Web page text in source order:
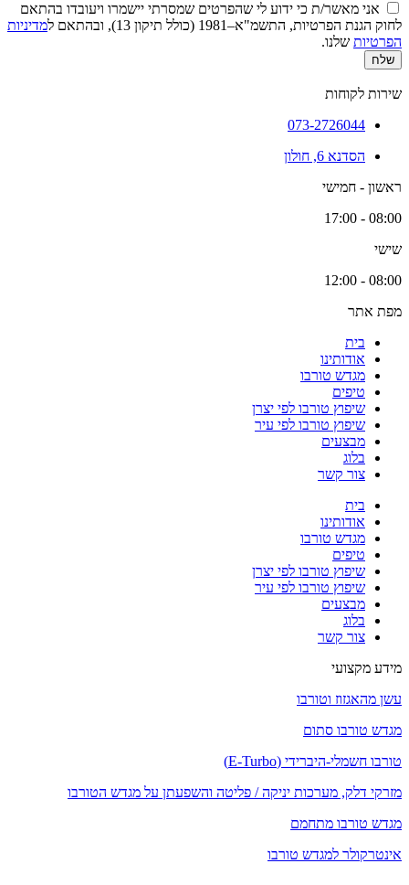
אני מאשר/ת כי ידוע לי שהפרטים שמסרתי יישמרו ויעובדו בהתאם
לחוק הגנת הפרטיות, התשמ"א–1981 (כולל תיקון 13), ובהתאם ל
מדיניות
הפרטיות שלנו.
שלח
שירות לקוחות
073-2726044
הסדנא 6, חולון
ראשון - חמישי
08:00 - 17:00
שישי
08:00 - 12:00
מפת אתר
בית
אודותינו
מגדש טורבו
טיפים
שיפוץ טורבו לפי יצרן
שיפוץ טורבו לפי עיר
מבצעים
בלוג
צור קשר
בית
אודותינו
מגדש טורבו
טיפים
שיפוץ טורבו לפי יצרן
שיפוץ טורבו לפי עיר
מבצעים
בלוג
צור קשר
מידע מקצועי
עשן מהאגזוז וטורבו
מגדש טורבו סתום
טורבו חשמלי-היברידי (E-Turbo)
מזרקי דלק, מערכות יניקה / פליטה והשפעתן על מגדש הטורבו
מגדש טורבו מתחמם
אינטרקולר למגדש טורבו